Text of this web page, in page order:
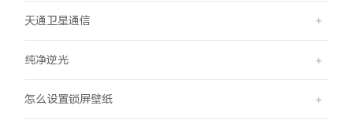
天通卫星通信
纯净逆光
怎么设置锁屏壁纸